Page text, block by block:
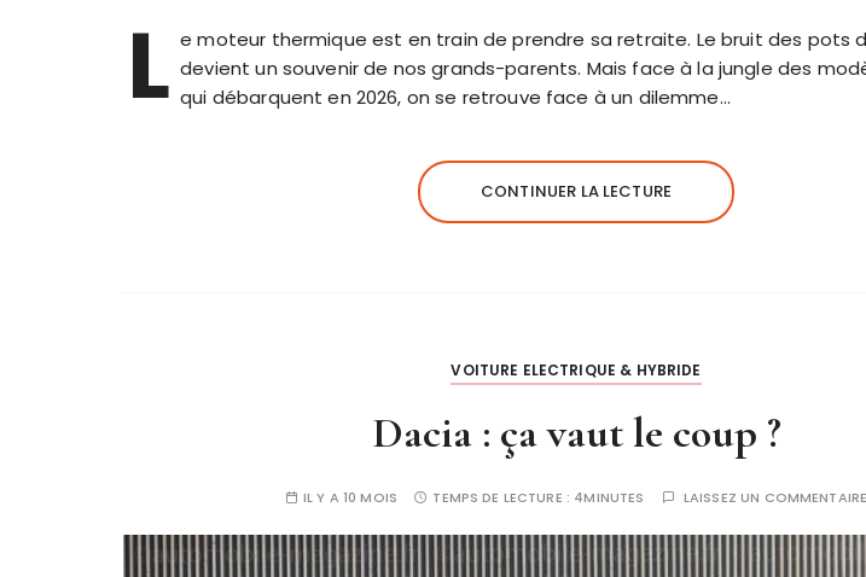
L e moteur thermique est en train de prendre sa retraite. Le bruit des pots
devient un souvenir de nos grands-parents. Mais face à la jungle des
qui débarquent en 2026, on se retrouve face à un dilemme…
CONTINUER LA LECTURE
VOITURE ELECTRIQUE & HYBRIDE
Dacia : ça vaut le coup ?
IL Y A 10 MOIS TEMPS DE LECTURE : 4MINUTES LAISSEZ UN COMMENTAIRE